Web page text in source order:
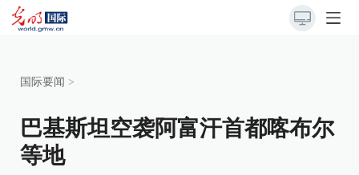
国际要闻 >
巴基斯坦空袭阿富汗首都喀布尔
等地